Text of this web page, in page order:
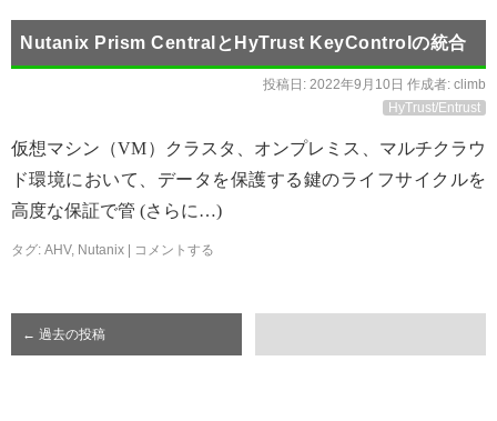
Nutanix Prism CentralとHyTrust KeyControlの統合
投稿日: 2022年9月10日 作成者: climb
HyTrust/Entrust
仮想マシン（VM）クラスタ、オンプレミス、マルチクラウ
ド環境において、データを保護する鍵のライフサイクルを
高度な保証で管 (さらに…)
タグ: AHV, Nutanix コメントする
← 過去の投稿